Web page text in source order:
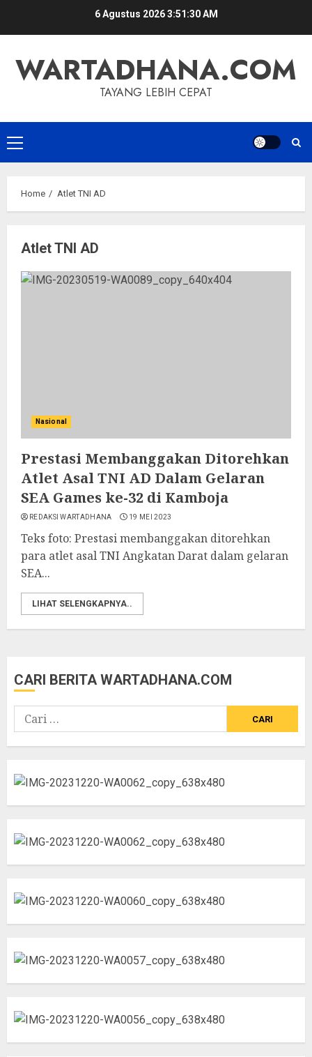
6 Agustus 20263:51:30 AM
WARTADHANA.COM
TAYANG LEBIH CEPAT
Primary
Menu
Home Atlet TNI AD
Atlet TNI AD
Nasional
Prestasi Membanggakan Ditorehkan
Atlet Asal TNI AD Dalam Gelaran
SEA Games ke-32 di Kamboja
REDAKSI WARTADHANA 19 MEI 2023
Teks foto: Prestasi membanggakan ditorehkan
para atlet asal TNI Angkatan Darat dalam gelaran
SEA...
LIHAT SELENGKAPNYA..
CARI BERITA WARTADHANA.COM
Cari
untuk: